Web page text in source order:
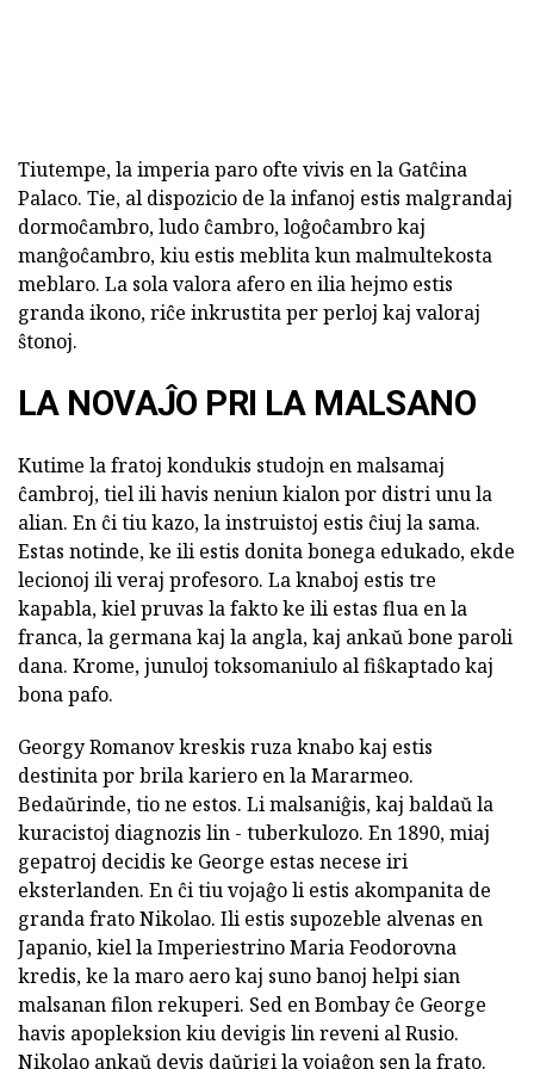
Tiutempe, la imperia paro ofte vivis en la Gatĉina
Palaco. Tie, al dispozicio de la infanoj estis malgrandaj
dormoĉambro, ludo ĉambro, loĝoĉambro kaj
manĝoĉambro, kiu estis meblita kun malmultekosta
meblaro. La sola valora afero en ilia hejmo estis
granda ikono, riĉe inkrustita per perloj kaj valoraj
ŝtonoj.
LA NOVAĴO PRI LA MALSANO
Kutime la fratoj kondukis studojn en malsamaj
ĉambroj, tiel ili havis neniun kialon por distri unu la
alian. En ĉi tiu kazo, la instruistoj estis ĉiuj la sama.
Estas notinde, ke ili estis donita bonega edukado, ekde
lecionoj ili veraj profesoro. La knaboj estis tre
kapabla, kiel pruvas la fakto ke ili estas flua en la
franca, la germana kaj la angla, kaj ankaŭ bone paroli
dana. Krome, junuloj toksomaniulo al fiŝkaptado kaj
bona pafo.
Georgy Romanov kreskis ruza knabo kaj estis
destinita por brila kariero en la Mararmeo.
Bedaŭrinde, tio ne estos. Li malsaniĝis, kaj baldaŭ la
kuracistoj diagnozis lin - tuberkulozo. En 1890, miaj
gepatroj decidis ke George estas necese iri
eksterlanden. En ĉi tiu vojaĝo li estis akompanita de
granda frato Nikolao. Ili estis supozeble alvenas en
Japanio, kiel la Imperiestrino Maria Feodorovna
kredis, ke la maro aero kaj suno banoj helpi sian
malsanan filon rekuperi. Sed en Bombay ĉe George
havis apopleksion kiu devigis lin reveni al Rusio.
Nikolao ankaŭ devis daŭrigi la vojaĝon sen la frato.